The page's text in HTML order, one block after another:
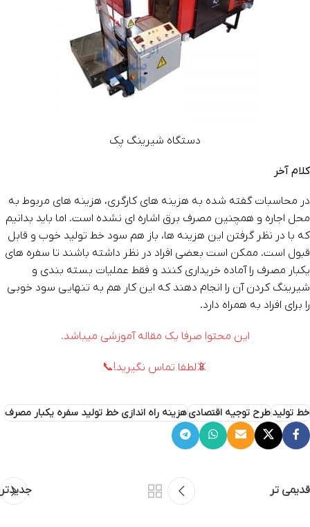
دستگاه شیرینگ پک
کلام آخر
در محاسبات گفته شده به هزینه های کارگری، هزینه های مربوط به
محل اجاره و همچنین مصرف برق اشاره ای نشده است. اما باید بدانیم
که با در نظر گرفتن این هزینه ها، باز هم سود خط تولید خوب و قابل
قبول است. ممکن است بعضی افراد در نظر داشته باشند تا سفره های
یکبار مصرف را آماده خریداری کنند و فقط عملیات بسته بندی و
شیرینگ کردن آن را انجام دهند که این کار هم به تنهایی سود خوبی
را برای افراد به همراه دارد.
این محتوا صرفا یک مقاله آموزشی میباشد.
📵لطفا تماس نگیرید!📞
خط تولیدطرح توجیه اقتصادیهزینه راه اندازی خط تولید سفره یکبار مصرف
جدیدتر قدیمی تر